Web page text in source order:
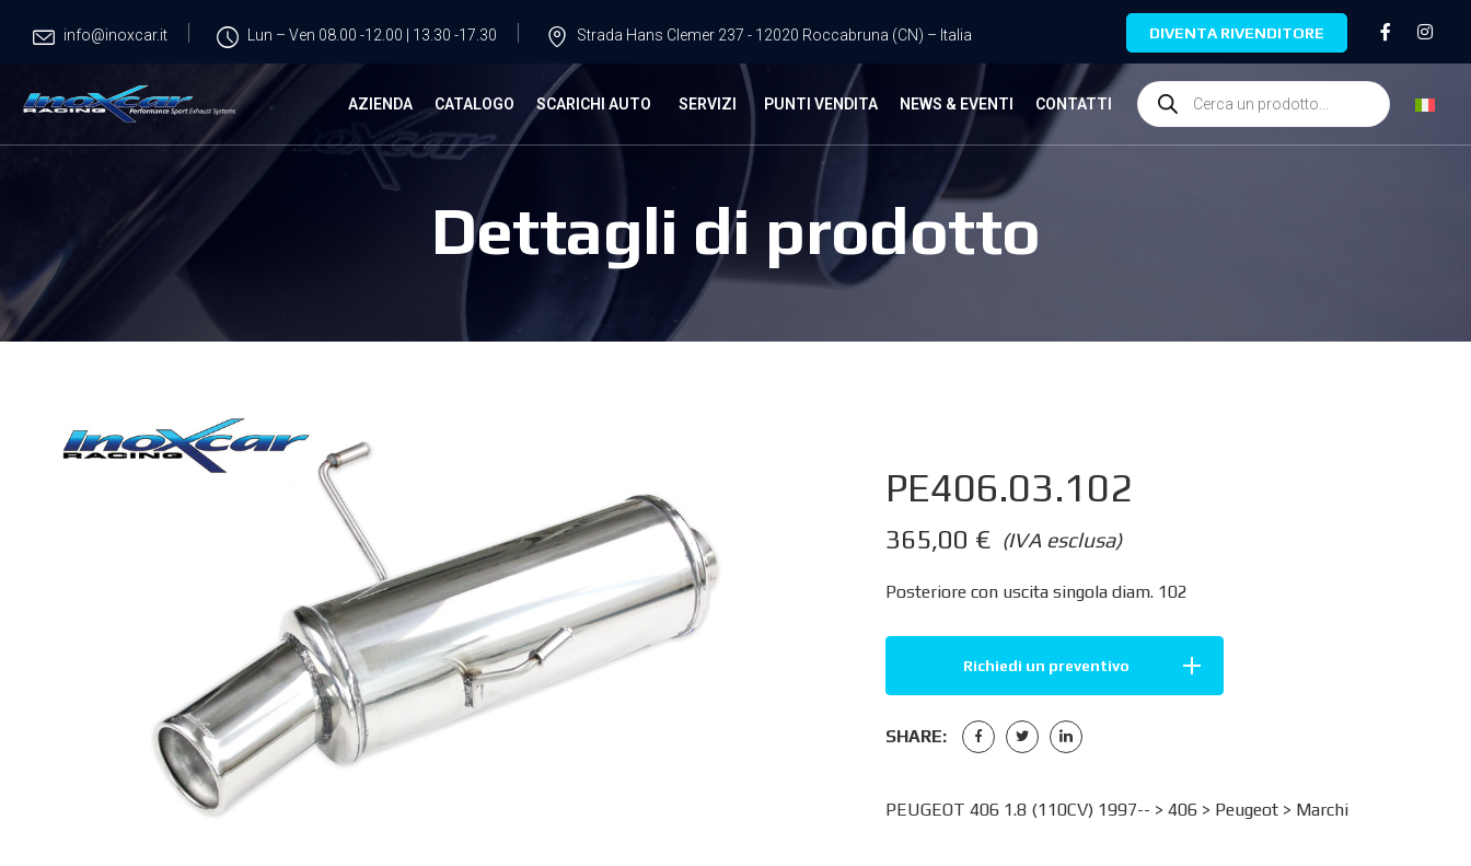
info@inoxcar.it Lun – Ven 08.00 -12.00 | 13.30 -17.30 Strada Hans Clemer 237 - 12020 Roccabruna (CN) – Italia DIVENTA RIVENDITORE
AZIENDA CATALOGO SCARICHI AUTO SERVIZI PUNTI VENDITA NEWS & EVENTI CONTATTI
Dettagli di prodotto
PE406.03.102
(IVA esclusa)
365,00 €
Posteriore con uscita singola diam. 102
Richiedi un preventivo
SHARE:
PEUGEOT 406 1.8 (110CV) 1997-- > 406> Peugeot> Marchi